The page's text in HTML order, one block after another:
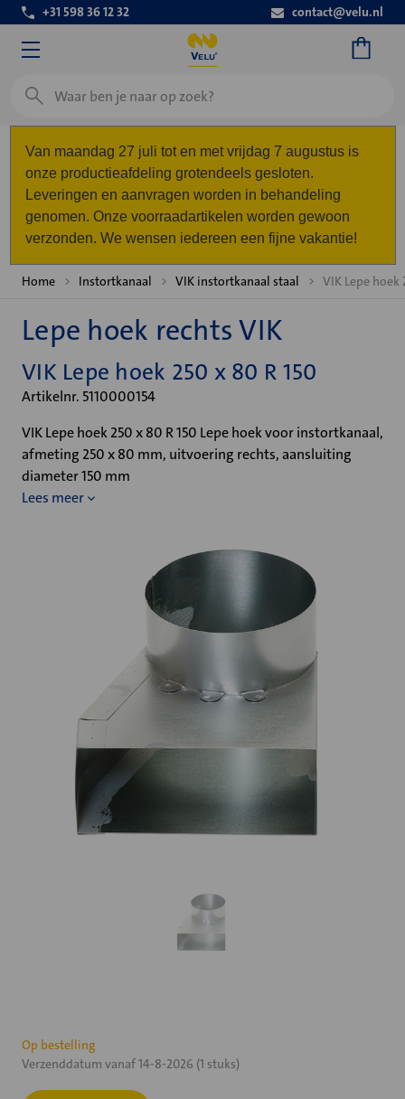
+31 598 36 12 32 contact@velu.nl
Zoeken
Van maandag 27 juli tot en met vrijdag 7 augustus is
onze productieafdeling grotendeels gesloten.
Leveringen en aanvragen worden in behandeling
genomen. Onze voorraadartikelen worden gewoon
verzonden. We wensen iedereen een fijne vakantie!
Home Instortkanaal VIK instortkanaal staal VIK Lepe hoek
Lepe hoek rechts VIK
VIK Lepe hoek 250 x 80 R 150
Artikelnr. 5110000154
VIK Lepe hoek 250 x 80 R 150 Lepe hoek voor instortkanaal,
afmeting 250 x 80 mm, uitvoering rechts, aansluiting
diameter 150 mm
Lees meer
Huidige
voorraad:
Op bestelling
Verzenddatum vanaf 14-8-2026 (1 stuks)